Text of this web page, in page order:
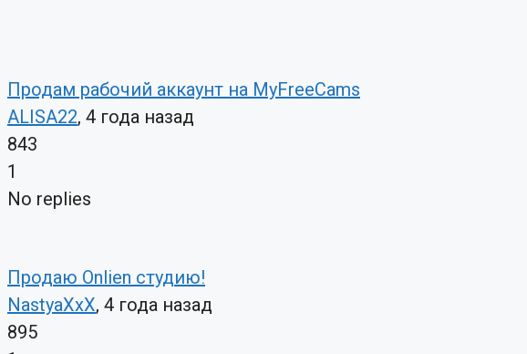
Продам рабочий аккаунт на MyFreeCams
ALISA22, 4 года назад
843
1
No replies
Продаю Onlien студию!
NastyaXxX, 4 года назад
895